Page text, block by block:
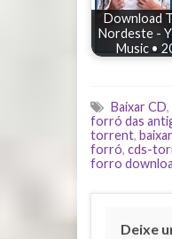
Download
Nordeste -
Music •
Baixar CD,
forró das
torrent,
forró, cds-
forro
Deixe